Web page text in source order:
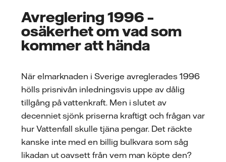
Avreglering 1996 –
osäkerhet om vad som
kommer att hända
När elmarknaden i Sverige avreglerades 1996
hölls prisnivån inledningsvis uppe av dålig
tillgång på vattenkraft. Men i slutet av
decenniet sjönk priserna kraftigt och frågan var
hur Vattenfall skulle tjäna pengar. Det räckte
kanske inte med en billig bulkvara som såg
likadan ut oavsett från vem man köpte den?